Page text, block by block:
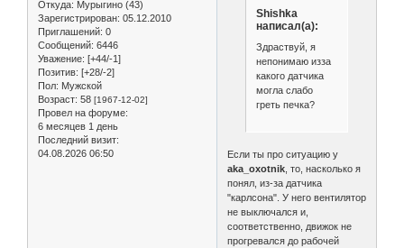
Откуда: Мурыгино (43)
Зарегистрирован: 05.12.2010
Приглашений: 0
Сообщений: 6446
Уважение: [+44/-1]
Позитив: [+28/-2]
Пол: Мужской
Возраст: 58 [1967-12-02]
Провел на форуме:
6 месяцев 1 день
Последний визит:
04.08.2026 06:50
Shishka
написал(а):
Здраствуй, я
непонимаю изза
какого датчика
могла слабо
греть печка?
Если ты про ситуацию у
aka_oxotnik , то, насколько я
понял, из-за датчика
"карлсона". У него вентилятор
не выключался и,
соответственно, движок не
прогревался до рабочей